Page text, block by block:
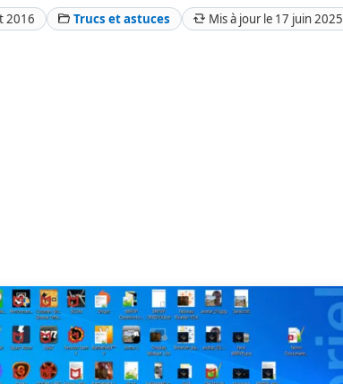
2016 Trucs et astuces Mis à jour le 17 juin 2025